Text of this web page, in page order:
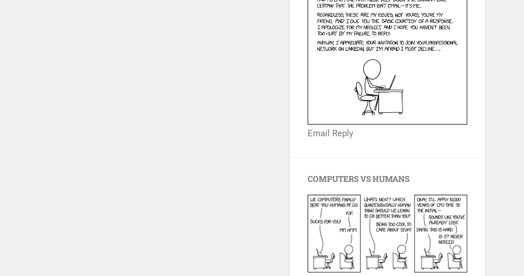
Email Reply
COMPUTERS VS HUMANS